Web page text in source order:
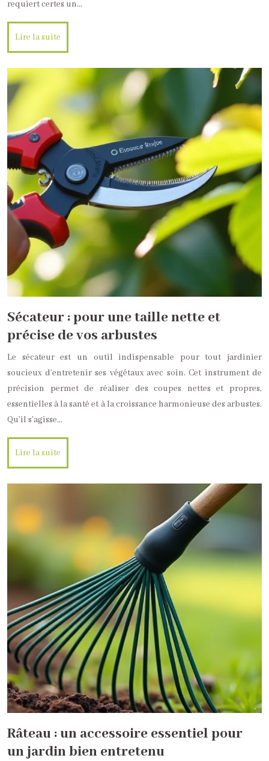
requiert certes un…
Lire la suite
Sécateur : pour une taille nette et
précise de vos arbustes
Le sécateur est un outil indispensable pour tout jardinier
soucieux d’entretenir ses végétaux avec soin. Cet instrument de
précision permet de réaliser des coupes nettes et propres,
essentielles à la santé et à la croissance harmonieuse des arbustes.
Qu’il s’agisse…
Lire la suite
Râteau : un accessoire essentiel pour
un jardin bien entretenu